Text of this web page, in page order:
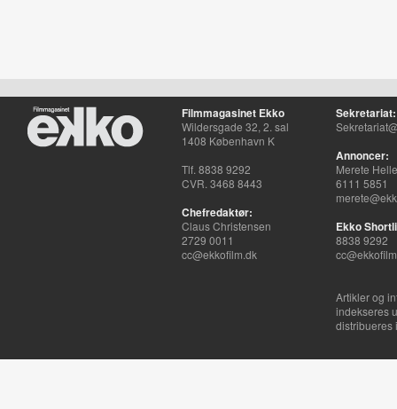
Filmmagasinet Ekko
Wildersgade 32, 2. sal
1408 København K
Tlf. 8838 9292
CVR. 3468 8443
Chefredaktør:
Claus Christensen
2729 0011
cc@ekkofilm.dk
Sekretariat:
Annoncer:
Merete
6111 5851
Ekko
8838 9292
Artikler og
indekseres
distribueres